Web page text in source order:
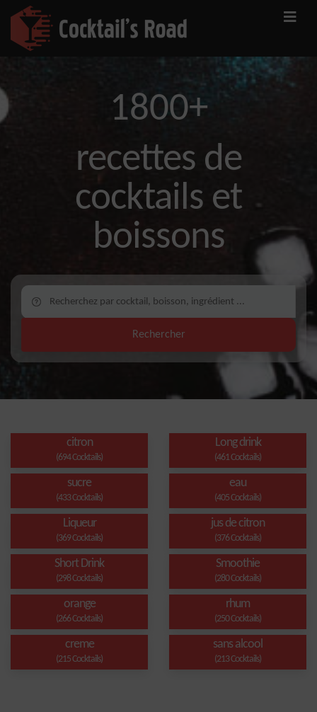
1800+
recettes de
cocktails et
boissons
Rechercher
citron
(694 Cocktails)
Long drink
(461 Cocktails)
sucre
(433 Cocktails)
eau
(405 Cocktails)
Liqueur
(369 Cocktails)
jus de citron
(376 Cocktails)
Short Drink
(298 Cocktails)
Smoothie
(280 Cocktails)
orange
(266 Cocktails)
rhum
(250 Cocktails)
creme
(215 Cocktails)
sans alcool
(213 Cocktails)